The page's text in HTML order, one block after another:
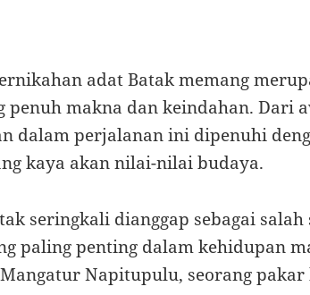
adat Batak memang
penuh makna dan keindahan. Dari
dalam perjalanan ini dipenuhi
kaya akan nilai-nilai budaya.
seringkali dianggap sebagai salah
paling penting dalam kehidupan
Napitupulu, seorang pakar